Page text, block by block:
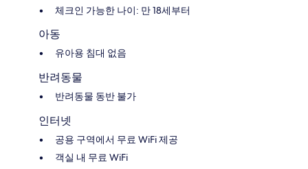
체크인 가능한 나이: 만 18세부터
아동
유아용 침대 없음
반려동물
반려동물 동반 불가
인터넷
공용 구역에서 무료 WiFi 제공
객실 내 무료 WiFi